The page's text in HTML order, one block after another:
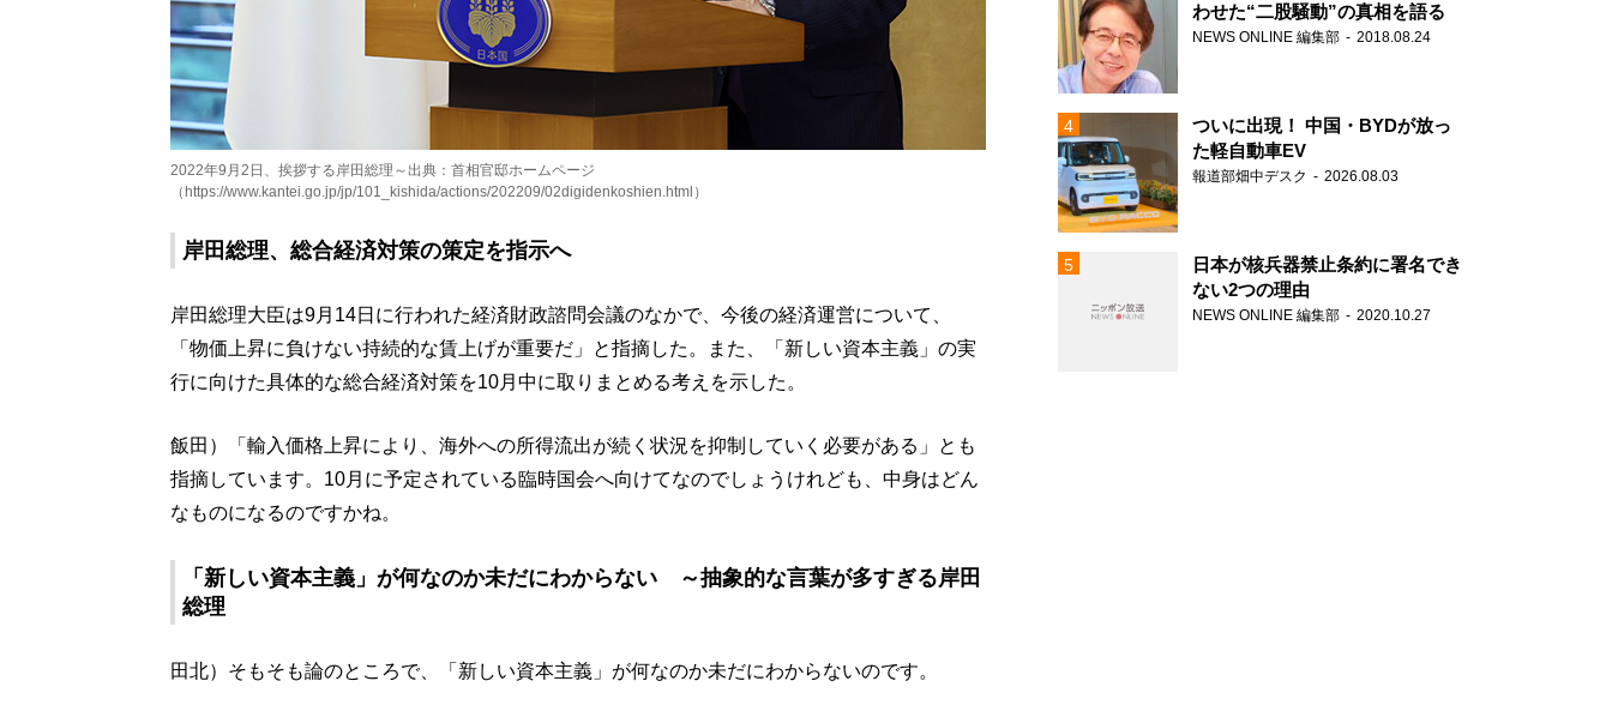
2022年9月2日、挨拶する岸田総理～出典：首相官邸ホームページ
（https://www.kantei.go.jp/jp/101_kishida/actions/202209/02digidenkoshien.html）
岸田総理、総合経済対策の策定を指示へ
岸田総理大臣は9月14日に行われた経済財政諮問会議のなかで、今後の経済運営について、
「物価上昇に負けない持続的な賃上げが重要だ」と指摘した。また、「新しい資本主義」の実
行に向けた具体的な総合経済対策を10月中に取りまとめる考えを示した。
飯田）「輸入価格上昇により、海外への所得流出が続く状況を抑制していく必要がある」とも
指摘しています。10月に予定されている臨時国会へ向けてなのでしょうけれども、中身はどん
なものになるのですかね。
「新しい資本主義」が何なのか未だにわからない ～抽象的な言葉が多すぎる岸田
総理
田北）そもそも論のところで、「新しい資本主義」が何なのか未だにわからないのです。
わせた“二股騒動”の真相を語る
NEWS ONLINE 編集部 2018.08.24
ついに出現！ 中国・BYDが放っ
た軽自動車EV
報道部畑中デスク 2026.08.03
日本が核兵器禁止条約に署名でき
ない2つの理由
NEWS ONLINE 編集部 2020.10.27